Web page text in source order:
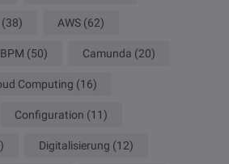
(38) AWS (62)
BPM (50) Camunda (20)
Computing (16)
Configuration (11)
Digitalisierung (12)